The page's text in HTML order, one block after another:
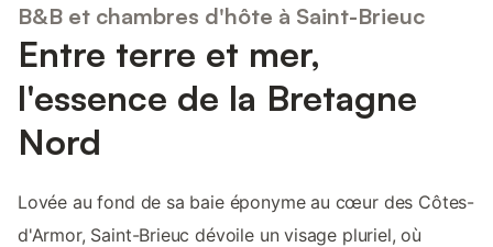
B&B et chambres d'hôte à Saint-Brieuc
Entre terre et mer,
l'essence de la Bretagne
Nord
Lovée au fond de sa baie éponyme au cœur des Côtes-
d'Armor, Saint-Brieuc dévoile un visage pluriel, où